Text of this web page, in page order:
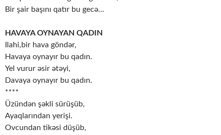
Bir şair başını qatır bu gecə…
HAVAYA OYNAYAN QADIN
Ilahi,bir hava göndər,
Havaya oynayır bu qadın.
Yel vurur əsir ətəyi,
Davaya oynayır bu qadın.
****
Üzündən şəkli sürüşüb,
Ayaqlarından yerişi.
Ovcundan tikəsi düşüb,